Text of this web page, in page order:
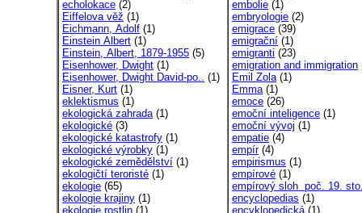
echolokace (2)
Eiffelova věž (1)
Eichmann, Adolf (1)
Einstein Albert (1)
Einstein, Albert, 1879-1955 (5)
Eisenhower, Dwight (1)
Eisenhower, Dwight David-po.. (1)
Eisner, Kurt (1)
eklektismus (1)
ekologická zahrada(1)
ekologické (3)
ekologické katastrofy (1)
ekologické výrobky (1)
ekologické zemědělství (1)
ekologičtí teroristé (1)
ekologie (65)
ekologie krajiny (1)
ekologie rostlin (1)
embolie (1)
embryologie (2)
emigrace (39)
emigrační (1)
emigranti (23)
emigration and immigration
Emil Zola(1)
Emma(1)
emoce (26)
emoční inteligence (1)
emoční vývoj (1)
empatie (4)
empír(4)
empirismus (1)
empírové (1)
empírový sloh poč. 19.
encyclopedias (1)
encyklopedická(1)